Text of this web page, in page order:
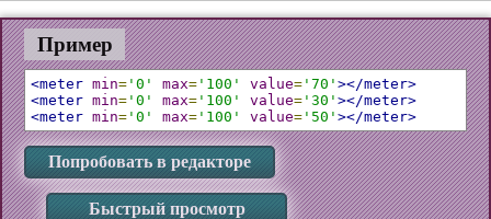
Пример
<meter min= '0' max= '100' value= '70' ></meter>
<meter min= '0' max= '100' value= '30' ></meter>
<meter min= '0' max= '100' value= '50' ></meter>
Попробовать в редакторе
Быстрый просмотр